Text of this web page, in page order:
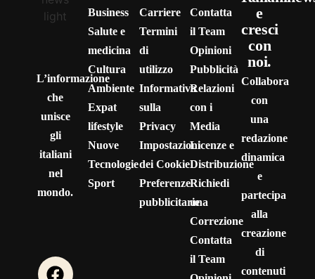
L’informazione
che
unisce
gli
italiani
nel
mondo.
Business
Salute e
medicina
Cultura
Ambiente
Expat
lifestyle
Nuove
Tecnologie
Sport
Carriere
Termini
di
utilizzo
Informativa
sulla
Privacy
Impostazioni
dei Cookie
Preferenze
pubblicitarie
Contatta
il Team
Opinioni
Pubblicità
Relazioni
con i
Media
Licenze e
Distribuzione
Richiedi
una
Correzione
Contatta
il Team
e
cresci
con
noi.
Collabora
con
una
redazione
dinamica
e
partecipa
alla
creazione
di
contenuti